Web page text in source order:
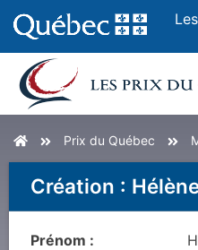
AccueilPrix du Québec
Création :
Prénom :